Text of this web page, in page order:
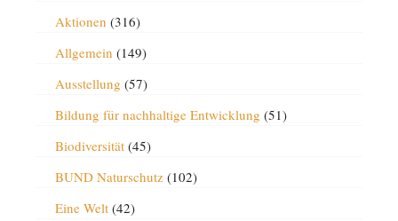
Aktionen (316)
Allgemein (149)
Ausstellung (57)
Bildung für nachhaltige Entwicklung (51)
Biodiversität(45)
BUND Naturschutz(102)
Eine Welt(42)